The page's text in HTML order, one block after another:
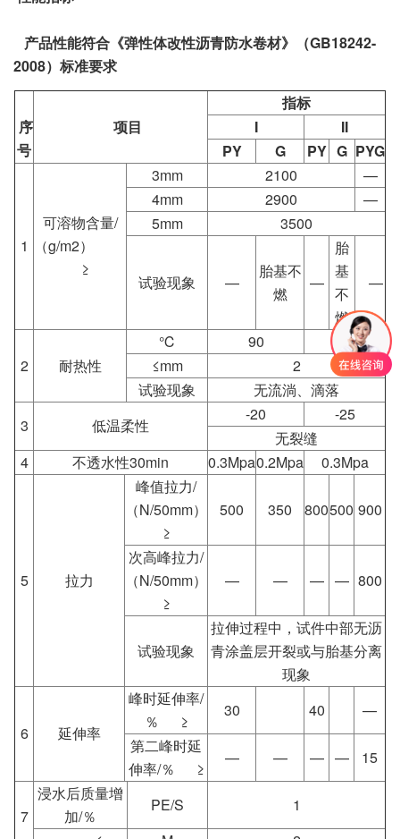
产品性能符合《弹性体改性沥青防水卷材》（GB18242-
2008）标准要求
序
号
项目
指标
I
II
PY
G PY G PYG
1
可溶物含量/
（g/m2）
≥
3mm 2100
—
4mm
2900
—
5mm
3500
试验现象 —
胎基不
燃
—
胎
基
不
燃
—
2 耐热性
℃ 90
105
≤mm
2
试验现象
无流淌、滴落
3
低温柔性
-20
-25
无裂缝
4
不透水性30min 0.3Mpa0.2Mpa 0.3Mpa
5 拉力
峰值拉力/
（N/50mm）
≥
500 350 800500 900
次高峰拉力/
（N/50mm）
≥
— — — — 800
试验现象
拉伸过程中，试件中部无沥
青涂盖层开裂或与胎基分离
现象
6 延伸率
峰时延伸率/
％ ≥
30 40
—
第二峰时延
伸率/％ ≥
— — — — 15
7
浸水后质量增
加/％
PE/S
1